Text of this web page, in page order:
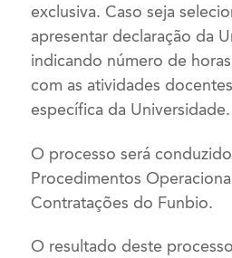
exclusiva. Caso seja
apresentar declaração da
indicando número de
com as atividades
específica da Universidade.
O processo será
Procedimentos
Contratações do Funbio.
O resultado deste